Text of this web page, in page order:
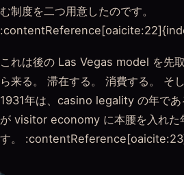
む制度を二つ用意したのです。
これは後の Las Vegas model を先
ら来る。 滞在する。 消費する。 そ
1931年は、casino legality の年で
が visitor economy に本腰を入れた
す。